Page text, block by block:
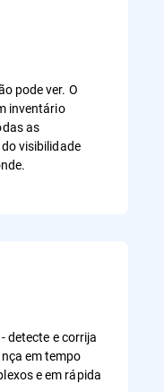
pode ver. O
inventário
as
visibilidade
detecte e corrija
em tempo
e em rápida